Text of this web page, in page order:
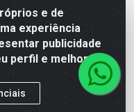
e de
experiência
publicidade
perfil e melhorar a
LTDA - CNPJ
km 188, lote 300A -
000